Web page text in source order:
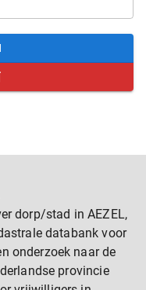
dorp/stad in AEZEL,
databank voor
onderzoek naar de
provincie